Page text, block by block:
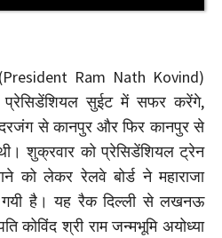
(President Ram Nath Kovind)
प्रेसिडेंशियल सुईट में सफर करेंगे,
से कानपुर और फिर कानपुर से
शुक्रवार को प्रेसिडेंशियल ट्रेन
को लेकर रेलवे बोर्ड ने महाराजा
है। यह रैक दिल्ली से लखनऊ
कोविंद श्री राम जन्मभूमि अयोध्या